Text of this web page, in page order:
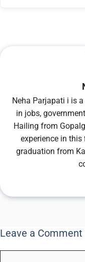
Neha Parjapati i is
in jobs,
Hailing from
experience in this
graduation from
Leave a Comment